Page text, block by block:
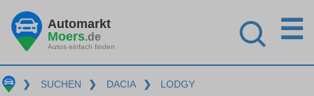
Automarkt
Moers.de
Autos einfach finden
☰
❯ SUCHEN ❯ DACIA ❯ LODGY